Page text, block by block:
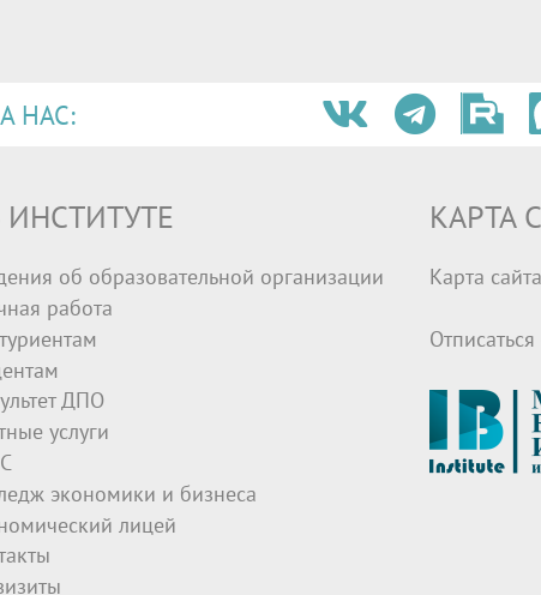
НАС:
ИНСТИТУТЕ
об образовательной организации
работа
ДПО
услуги
экономики и бизнеса
лицей
КАРТА
Карта сайта